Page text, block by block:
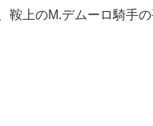
鞍上のM.デムーロ騎手